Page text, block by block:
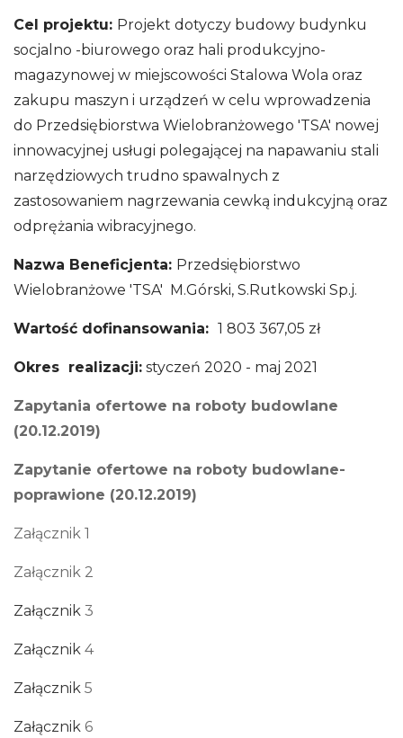
Cel projektu: Projekt dotyczy budowy budynku
socjalno -biurowego oraz hali produkcyjno-
magazynowej w miejscowości Stalowa Wola oraz
zakupu maszyn i urządzeń w celu wprowadzenia
do Przedsiębiorstwa Wielobranżowego 'TSA' nowej
innowacyjnej usługi polegającej na napawaniu stali
narzędziowych trudno spawalnych z
zastosowaniem nagrzewania cewką indukcyjną oraz
odprężania wibracyjnego.
Nazwa Beneficjenta: Przedsiębiorstwo
Wielobranżowe 'TSA' M.Górski, S.Rutkowski Sp.j.
Wartość dofinansowania: 1 803 367,05 zł
Okres realizacji: styczeń 2020 - maj 2021
Zapytania ofertowe na roboty budowlane
(20.12.2019)
Zapytanie ofertowe na roboty budowlane-
poprawione (20.12.2019)
Załącznik 1
Załącznik 2
Załącznik 3
Załącznik 4
Załącznik 5
Załącznik 6